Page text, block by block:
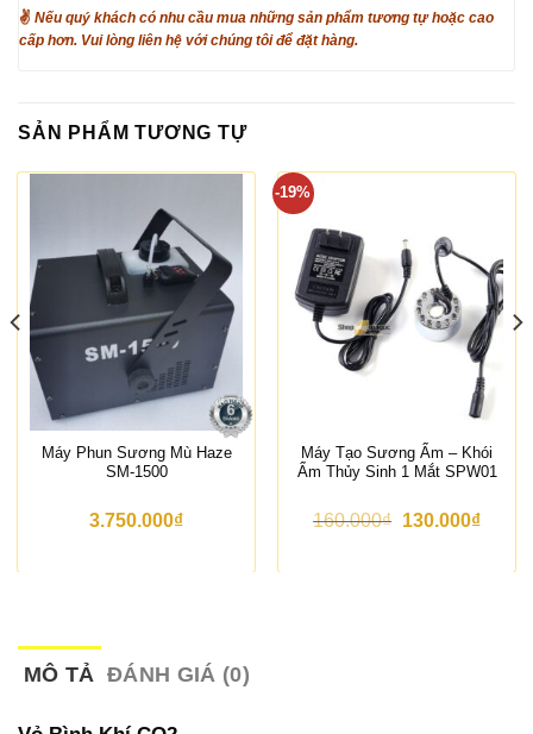
✌ Nếu quý khách có nhu cầu mua những sản phẩm tương tự hoặc cao
cấp hơn. Vui lòng liên hệ với chúng tôi để đặt hàng.
SẢN PHẨM TƯƠNG TỰ
Máy Phun Sương Mù Haze
SM-1500
3.750.000₫
-19%
Máy Tạo Sương Ẩm – Khói
Ẩm Thủy Sinh 1 Mắt SPW01
160.000₫ G
130.000₫G
MÔ TẢ ĐÁNH GIÁ (0)